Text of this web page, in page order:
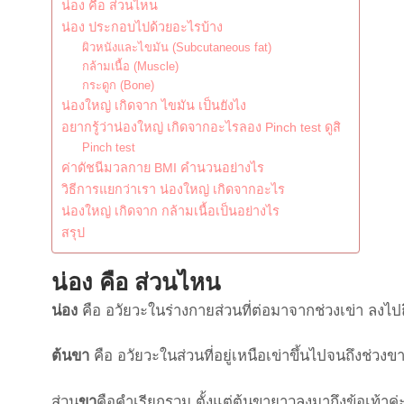
น่อง คือ ส่วนไหน
น่อง ประกอบไปด้วยอะไรบ้าง
ผิวหนังและไขมัน (Subcutaneous fat)
กล้ามเนื้อ (Muscle)
กระดูก (Bone)
น่องใหญ่ เกิดจาก ไขมัน เป็นยังไง
อยากรู้ว่าน่องใหญ่ เกิดจากอะไรลอง Pinch test ดูสิ
Pinch test
ค่าดัชนีมวลกาย BMI คำนวนอย่างไร
วิธีการแยกว่าเรา น่องใหญ่ เกิดจากอะไร
น่องใหญ่ เกิดจาก กล้ามเนื้อเป็นอย่างไร
สรุป
น่อง คือ ส่วนไหน
น่อง คือ อวัยวะในร่างกายส่วนที่ต่อมาจากช่วงเข่า ลงไ
ต้นขา คือ อวัยวะในส่วนที่อยู่เหนือเข่าขึ้นไปจนถึงช่วงข